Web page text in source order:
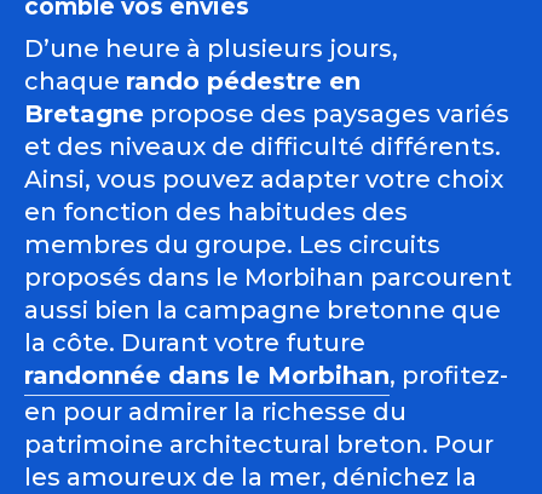
comble vos envies
D’une heure à plusieurs jours,
chaque rando pédestre en
Bretagne propose des paysages variés
et des niveaux de difficulté différents.
Ainsi, vous pouvez adapter votre choix
en fonction des habitudes des
membres du groupe. Les circuits
proposés dans le Morbihan parcourent
aussi bien la campagne bretonne que
la côte. Durant votre future
randonnée dans le Morbihan, profitez-
en pour admirer la richesse du
patrimoine architectural breton. Pour
les amoureux de la mer, dénichez la